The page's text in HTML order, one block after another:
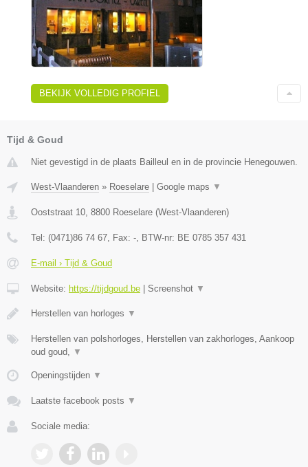
BEKIJK VOLLEDIG PROFIEL
Tijd & Goud
Niet gevestigd in de plaats Bailleul en in de provincie Henegouwen.
West-Vlaanderen » Roeselare | Google maps ▼
Ooststraat 10 8800 Roeselare (West-Vlaanderen)
Tel: (0471)86 74 67 , Fax: - , BTW-nr: BE 0785 357 431
E-mail › Tijd & Goud
Website: https://tijdgoud.be | Screenshot ▼
Herstellen van horloges ▼
Herstellen van polshorloges, Herstellen van zakhorloges, Aankoop
oud goud,
▼
Openingstijden ▼
Laatste facebook posts ▼
Sociale media: